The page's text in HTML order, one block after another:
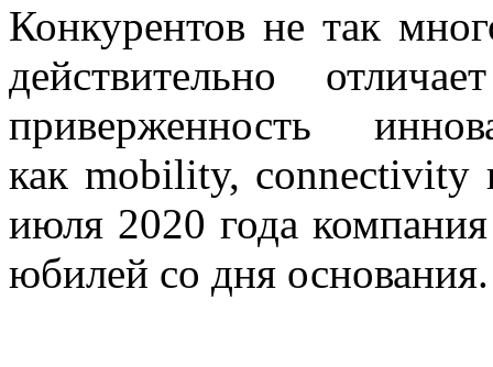
Конкурентов не так
действительно
приверженность
как mobility, connectivity
июля 2020 года
юбилей со дня основания.